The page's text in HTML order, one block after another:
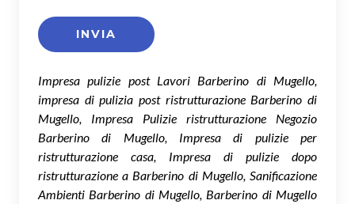
Impresa pulizie post Lavori Barberino di Mugello,
impresa di pulizia post ristrutturazione Barberino di
Mugello, Impresa Pulizie ristrutturazione Negozio
Barberino di Mugello, Impresa di pulizie per
ristrutturazione casa, Impresa di pulizie dopo
ristrutturazione a Barberino di Mugello, Sanificazione
Ambienti Barberino di Mugello, Barberino di Mugello